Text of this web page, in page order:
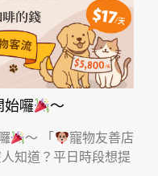
始囉 ～
～ 「
寵物友善店
知道？平日時段想提